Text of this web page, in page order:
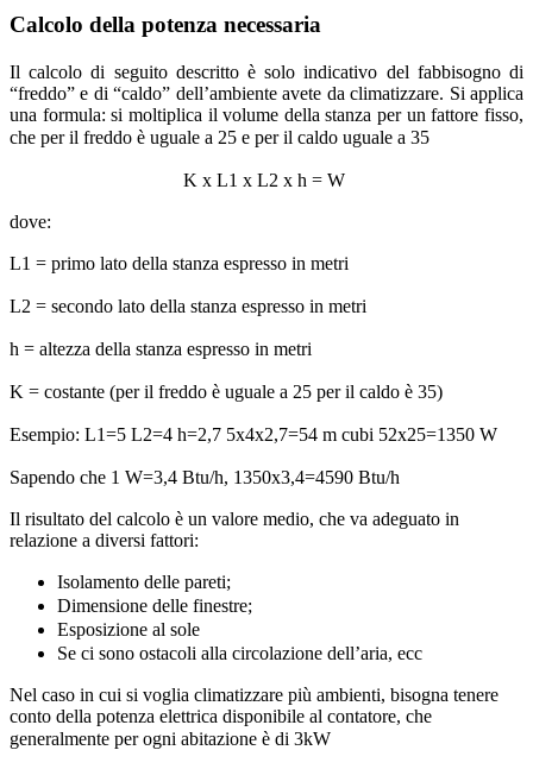
Calcolo della potenza necessaria
Il calcolo di seguito descritto è solo indicativo del fabbisogno di
“freddo” e di “caldo” dell’ambiente avete da climatizzare. Si applica
una formula: si moltiplica il volume della stanza per un fattore fisso,
che per il freddo è uguale a 25 e per il caldo uguale a 35
K x L1 x L2 x h = W
dove:
L1 = primo lato della stanza espresso in metri
L2 = secondo lato della stanza espresso in metri
h = altezza della stanza espresso in metri
K = costante (per il freddo è uguale a 25 per il caldo è 35)
Esempio: L1=5 L2=4 h=2,7 5x4x2,7=54 m cubi 52x25=1350 W
Sapendo che 1 W=3,4 Btu/h, 1350x3,4=4590 Btu/h
Il risultato del calcolo è un valore medio, che va adeguato in
relazione a diversi fattori:
Isolamento delle pareti;
Dimensione delle finestre;
Esposizione al sole
Se ci sono ostacoli alla circolazione dell’aria, ecc
Nel caso in cui si voglia climatizzare più ambienti, bisogna tenere
conto della potenza elettrica disponibile al contatore, che
generalmente per ogni abitazione è di 3kW